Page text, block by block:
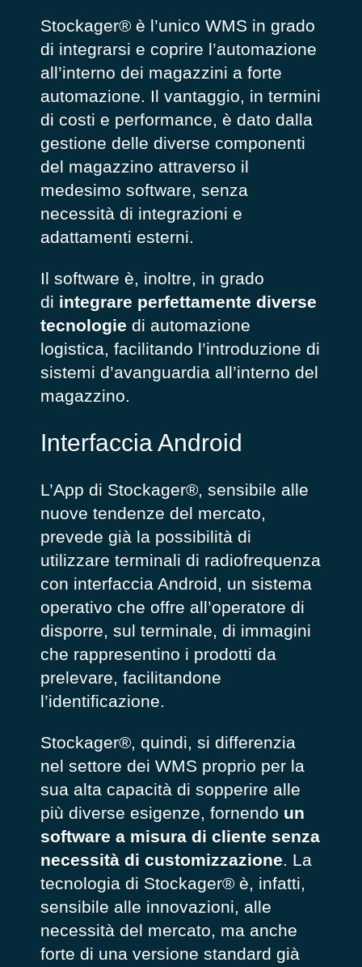
Stockager® è l’unico WMS in grado
di integrarsi e coprire l’automazione
all’interno dei magazzini a forte
automazione. Il vantaggio, in termini
di costi e performance, è dato dalla
gestione delle diverse componenti
del magazzino attraverso il
medesimo software, senza
necessità di integrazioni e
adattamenti esterni.
Il software è, inoltre, in grado
di integrare perfettamente diverse
tecnologie di automazione
logistica, facilitando l’introduzione di
sistemi d’avanguardia all’interno del
magazzino.
Interfaccia Android
L’App di Stockager®, sensibile alle
nuove tendenze del mercato,
prevede già la possibilità di
utilizzare terminali di radiofrequenza
con interfaccia Android, un sistema
operativo che offre all’operatore di
disporre, sul terminale, di immagini
che rappresentino i prodotti da
prelevare, facilitandone
l’identificazione.
Stockager®, quindi, si differenzia
nel settore dei WMS proprio per la
sua alta capacità di sopperire alle
più diverse esigenze, fornendo un
software a misura di cliente senza
necessità di customizzazione. La
tecnologia di Stockager® è, infatti,
sensibile alle innovazioni, alle
necessità del mercato, ma anche
forte di una versione standard già